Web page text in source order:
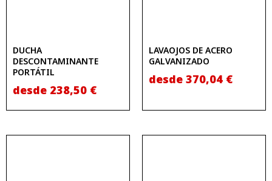
DUCHA
DESCONTAMINANTE
PORTÁTIL
desde 238,50 €
LAVAOJOS DE ACERO
GALVANIZADO
desde 370,04 €